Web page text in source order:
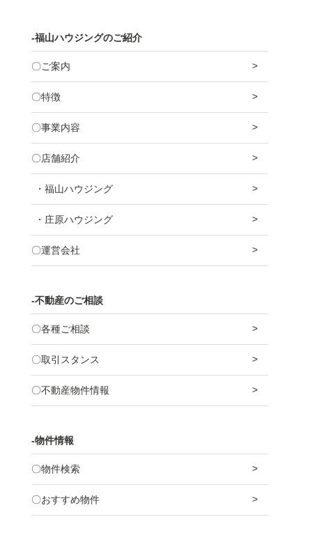
-福山ハウジングのご紹介
〇ご案内
〇特徴
〇事業内容
〇店舗紹介
・福山ハウジング
・庄原ハウジング
〇運営会社
-不動産のご相談
〇各種ご相談
〇取引スタンス
〇不動産物件情報
-物件情報
〇物件検索
〇おすすめ物件